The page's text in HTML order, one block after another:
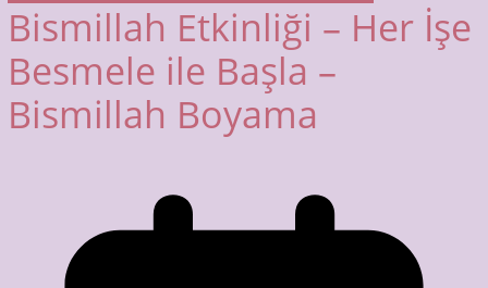
Bismillah Etkinliği – Her İşe
Besmele ile Başla –
Bismillah Boyama